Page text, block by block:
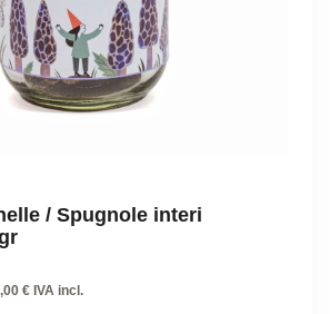
/ Spugnole interi
€ IVA incl.